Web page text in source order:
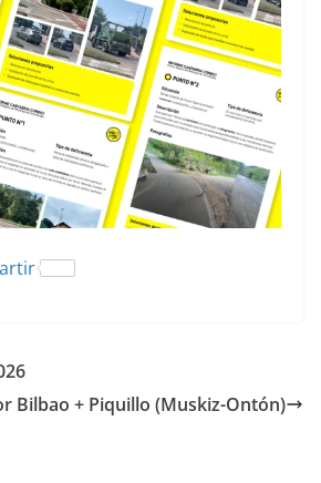
Bilbao + Piquillo (Muskiz-Ontón)